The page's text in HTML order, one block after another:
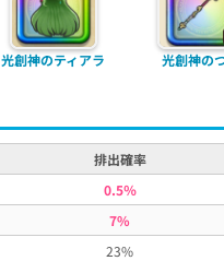
光創神のティアラ 光創神の
排出確率
0.5％
7%
23%